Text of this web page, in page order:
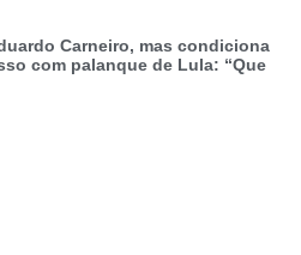
Carneiro, mas condiciona
com palanque de Lula: “Que